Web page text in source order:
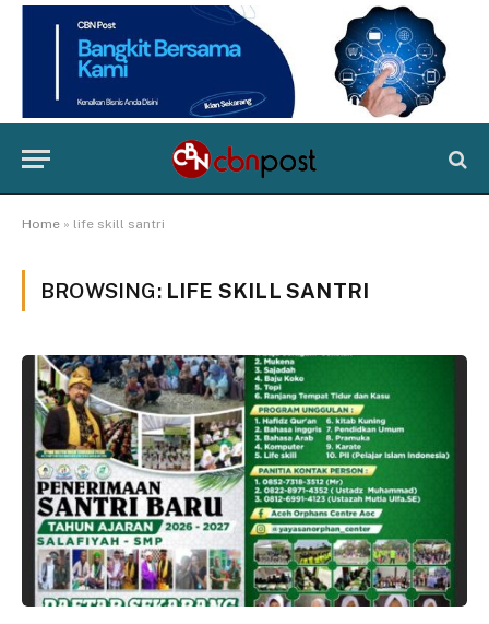
Home » life skill santri
BROWSING: LIFE SKILL SANTRI